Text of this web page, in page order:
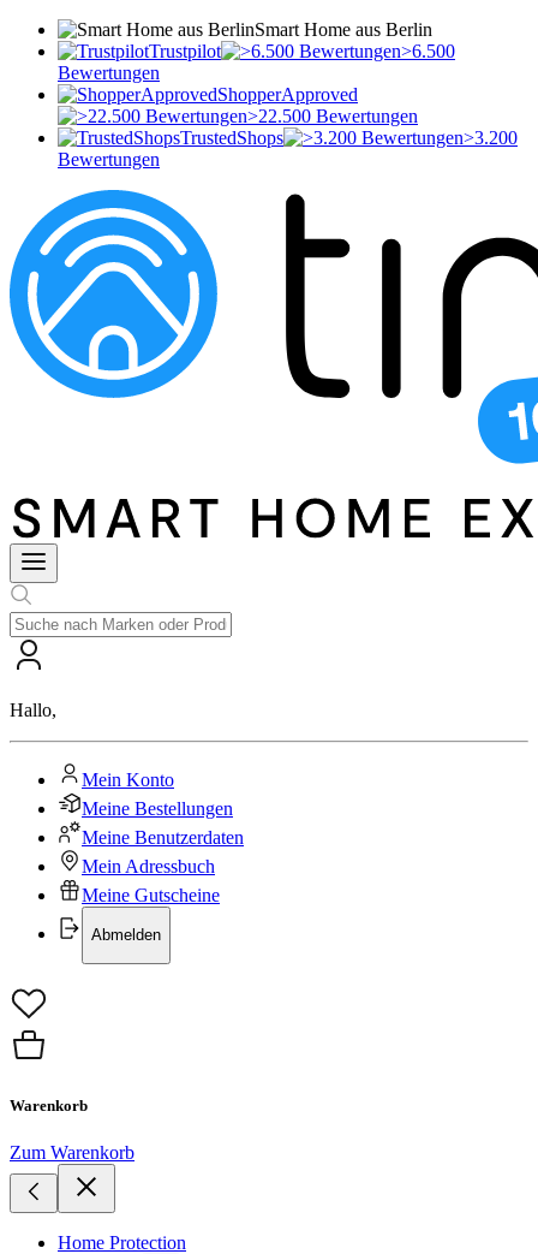
Smart Home aus Berlin
Trustpilot
>6.500
Bewertungen
ShopperApproved
>22.500 Bewertungen
TrustedShops
>3.200
Bewertungen
Hallo,
Mein Konto
Meine Bestellungen
Meine Benutzerdaten
Mein Adressbuch
Meine Gutscheine
Abmelden
Warenkorb
Zum Warenkorb
Home Protection